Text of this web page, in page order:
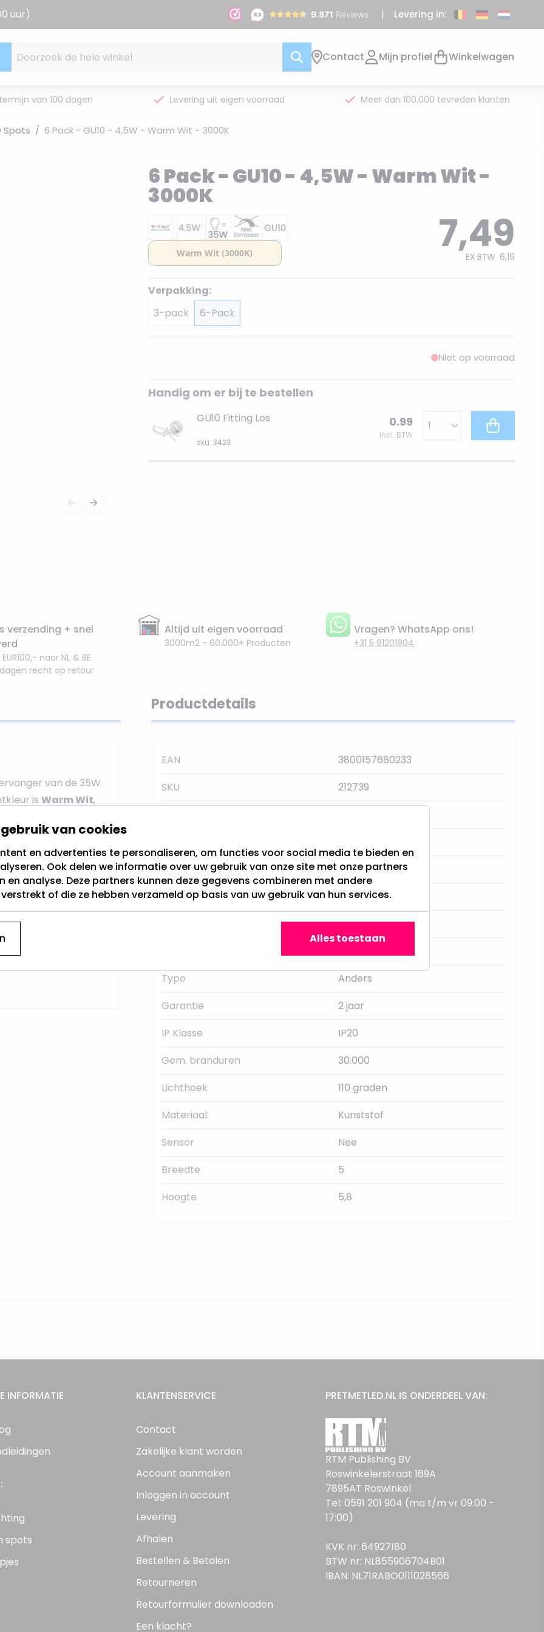
uur) Levering in:
Contact Mijn profiel Winkelwagen
van 100 dagen Levering uit eigen voorraad Meer dan 100.000 tevreden klanten
Spots / 6 Pack - GU10 - 4,5W - Warm Wit - 3000K
6 Pack - GU10 - 4,5W - Warm Wit -
3000K
7,49
EX BTW 6,19
Verpakking:
3-pack
6-Pack
Niet op voorraad
Handig om er bij te bestellen
GU10 Fitting Los
sku: 3423
0.99
Incl. BTW
verzending + snel
naar NL & BE
dagen recht op retour
Altijd uit eigen voorraad
3000m2 - 60.000+ Producten
Vragen? WhatsApp ons!
+31 5 91201904
van de 35W
is Warm Wit,
De spots in deze
lengte van 58 mm.
op voorraad
dezelfdedag nog
terug sturen
een ander model of
we het niet
Productdetails
EAN
3800157680233
SKU
212739
Lichtkleur
Warm Wit - 3000K
Dimbaar
Nee
V-Tac
Type
Anders
Garantie
2 jaar
IP Klasse
IP20
Gem. branduren
30.000
Lichthoek
110 graden
Materiaal:
Kunststof
Sensor
Nee
Breedte
5
Hoogte
5,8
INFORMATIE
spots
KLANTENSERVICE
Contact
Zakelijke klant worden
Account aanmaken
Inloggen in account
Levering
Afhalen
Bestellen & Betalen
Retourneren
Retourformulier downloaden
Een klacht?
PRETMETLED.NL IS ONDERDEEL VAN:
RTM Publishing BV
Roswinkelerstraat 169A
7895AT Roswinkel
Tel: 0591 201 904 (ma t/m vr 09:00 -
17:00)
KVK nr: 64927180
BTW nr: NL855906704B01
IBAN: NL71RABO0111028566
van cookies
en advertenties te personaliseren, om functies voor social media te bieden en
Ook delen we informatie over uw gebruik van onze site met onze partners
analyse. Deze partners kunnen deze gegevens combineren met andere
of die ze hebben verzameld op basis van uw gebruik van hun services.
Alles toestaan